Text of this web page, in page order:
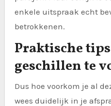
enkele uitspraak echt
betrokkenen.
Praktische
geschillen te
Dus hoe voorkom je al
wees duidelijk in je